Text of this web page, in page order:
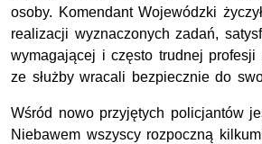
osoby. Komendant Wojewódzki
realizacji wyznaczonych zadań,
wymagającej i często trudnej
ze służby wracali bezpiecznie do
Wśród nowo przyjętych policjantów
Niebawem wszyscy rozpoczną